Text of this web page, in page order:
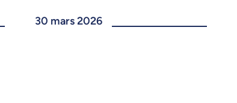
30 mars 2026